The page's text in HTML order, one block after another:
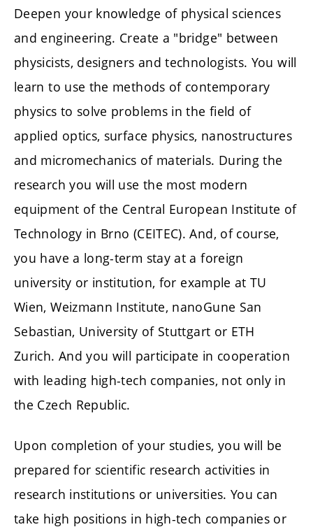
Deepen your knowledge of physical sciences
and engineering. Create a "bridge" between
physicists, designers and technologists. You will
learn to use the methods of contemporary
physics to solve problems in the field of
applied optics, surface physics, nanostructures
and micromechanics of materials. During the
research you will use the most modern
equipment of the Central European Institute of
Technology in Brno (CEITEC). And, of course,
you have a long-term stay at a foreign
university or institution, for example at TU
Wien, Weizmann Institute, nanoGune San
Sebastian, University of Stuttgart or ETH
Zurich. And you will participate in cooperation
with leading high-tech companies, not only in
the Czech Republic.
Upon completion of your studies, you will be
prepared for scientific research activities in
research institutions or universities. You can
take high positions in high-tech companies or